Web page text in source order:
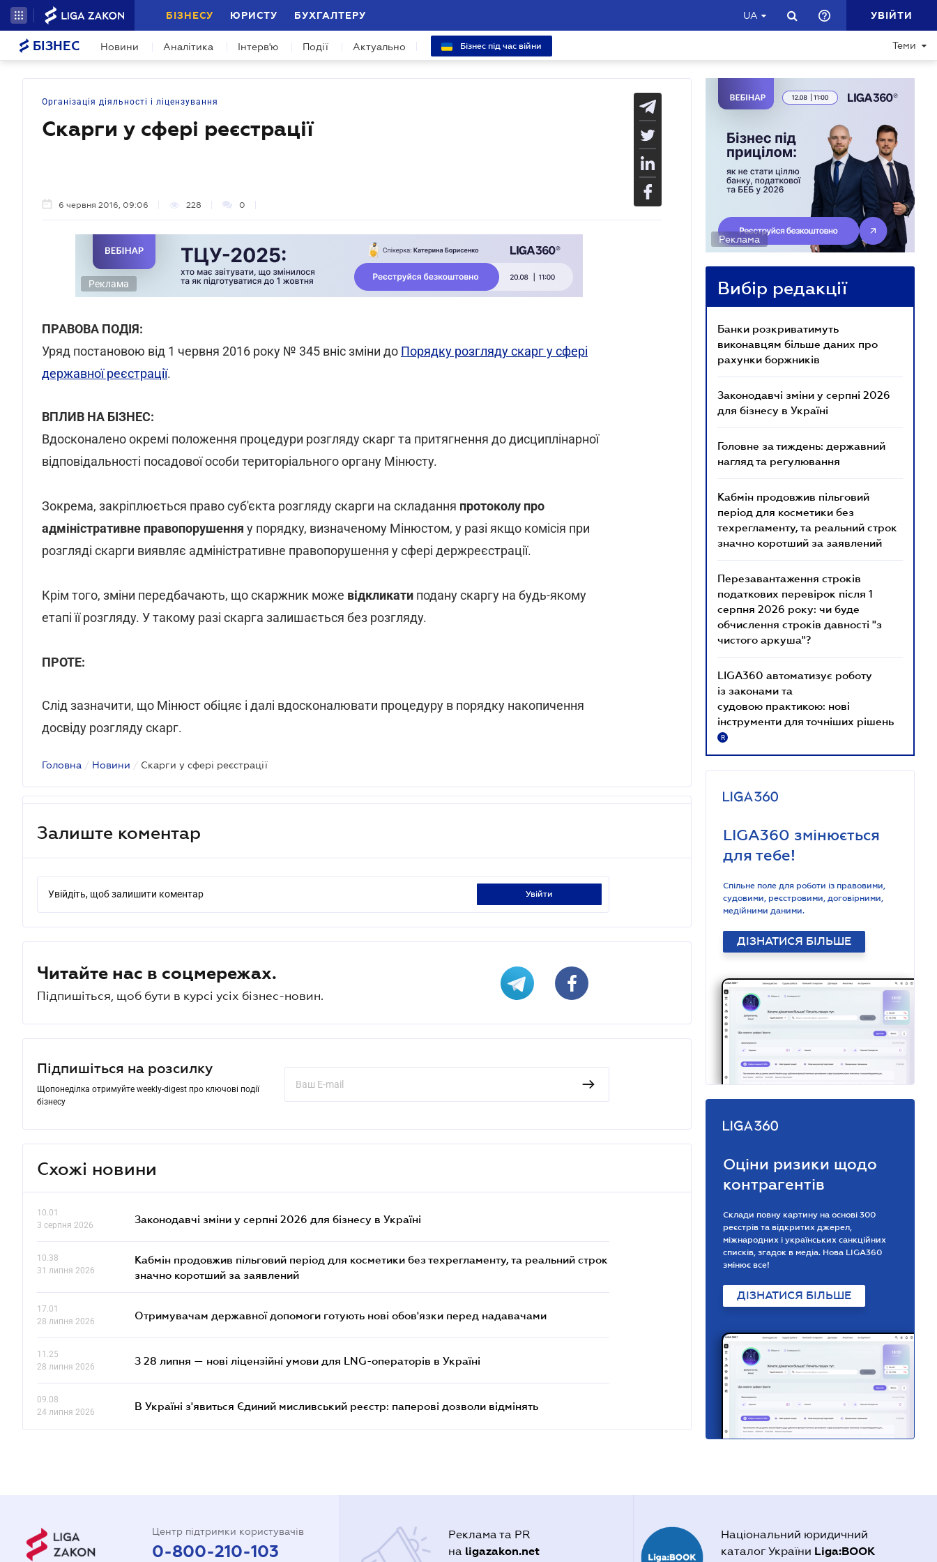
БІЗНЕСУ ЮРИСТУ БУХГАЛТЕРУ UA УВІЙТИ
БІЗНЕС Новини Аналітика Інтерв'ю Події Актуально Бізнес під час війни Теми
Організація діяльності і ліцензування
Скарги у сфері реєстрації
6 червня 2016, 09:06 228 0
Реклама
ПРАВОВА ПОДІЯ:
Уряд постановою від 1 червня 2016 року № 345 вніс зміни до Порядку розгляду скарг у сфері
державної реєстрації.
ВПЛИВ НА БІЗНЕС:
Вдосконалено окремі положення процедури розгляду скарг та притягнення до дисциплінарної
відповідальності посадової особи територіального органу Мінюсту.
Зокрема, закріплюється право суб'єкта розгляду скарги на складання протоколу про
адміністративне правопорушення у порядку, визначеному Мінюстом, у разі якщо комісія при
розгляді скарги виявляє адміністративне правопорушення у сфері держреєстрації.
Крім того, зміни передбачають, що скаржник може відкликати подану скаргу на будь-якому
етапі її розгляду. У такому разі скарга залишається без розгляду.
ПРОТЕ:
Слід зазначити, що Мінюст обіцяє і далі вдосконалювати процедуру в порядку накопичення
досвіду розгляду скарг.
Головна / Новини / Скарги у сфері реєстрації
Залиште коментар
Увійдіть, щоб залишити коментар увійти
Читайте нас в соцмережах.
Підпишіться, щоб бути в курсі усіх бізнес-новин.
Підпишіться на розсилку
Щопонеділка отримуйте weekly-digest про ключові події
бізнесу
Схожі новини
10.01
3 серпня 2026
Законодавчі зміни у серпні 2026 для бізнесу в Україні
10.38
31 липня 2026
Кабмін продовжив пільговий період для косметики без техрегламенту, та реальний строк
значно коротший за заявлений
17.01
28 липня 2026
Отримувачам державної допомоги готують нові обов'язки перед надавачами
11.25
28 липня 2026
З 28 липня — нові ліцензійні умови для LNG-операторів в Україні
09.08
24 липня 2026
В Україні з'явиться Єдиний мисливський реєстр: паперові дозволи відмінять
Реклама
Вибір редакції
Банки розкриватимуть
виконавцям більше даних про
рахунки боржників
Законодавчі зміни у серпні 2026
для бізнесу в Україні
Головне за тиждень: державний
нагляд та регулювання
Кабмін продовжив пільговий
період для косметики без
техрегламенту, та реальний строк
значно коротший за заявлений
Перезавантаження строків
податкових перевірок після 1
серпня 2026 року: чи буде
обчислення строків давності "з
чистого аркуша"?
LIGA360 автоматизує роботу
із законами та
судовою практикою: нові
інструменти для точніших рішень
R
LIGA360 змінюється
для тебе!
Спільне поле для роботи із правовими,
судовими, реєстровими, договірними,
медійними даними.
ДІЗНАТИСЯ БІЛЬШЕ
Оціни ризики щодо
контрагентів
Склади повну картину на основі 300
реєстрів та відкритих джерел,
міжнародних і українських санкційних
списків, згадок в медіа. Нова LIGA360
змінює все!
ДІЗНАТИСЯ БІЛЬШЕ
Центр підтримки користувачів
0-800-210-103
Реклама та PR
на ligazakon.net
Національний юридичний
каталог України Liga:BOOK